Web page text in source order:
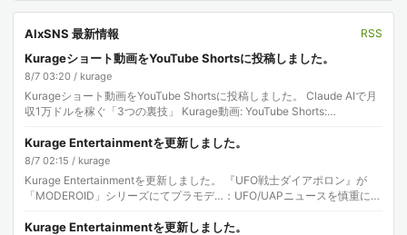
AIxSNS 最新情報 RSS
Kurageショート動画をYouTube Shortsに投稿しました。
8/7 03:20 / kurage
Kurageショート動画をYouTube Shortsに投稿しました。 Claude AIで月
収1万ドルを稼ぐ「3つの裏技」 Kurage動画: YouTube Shorts:…
Kurage Entertainmentを更新しました。
8/7 02:15 / kurage
Kurage Entertainmentを更新しました。 『UFO戦士ダイアポロン』が
「MODEROID」シリーズにてプラモデ…：UFO/UAPニュースを慎重に読
Kurage Entertainmentを更新しました。